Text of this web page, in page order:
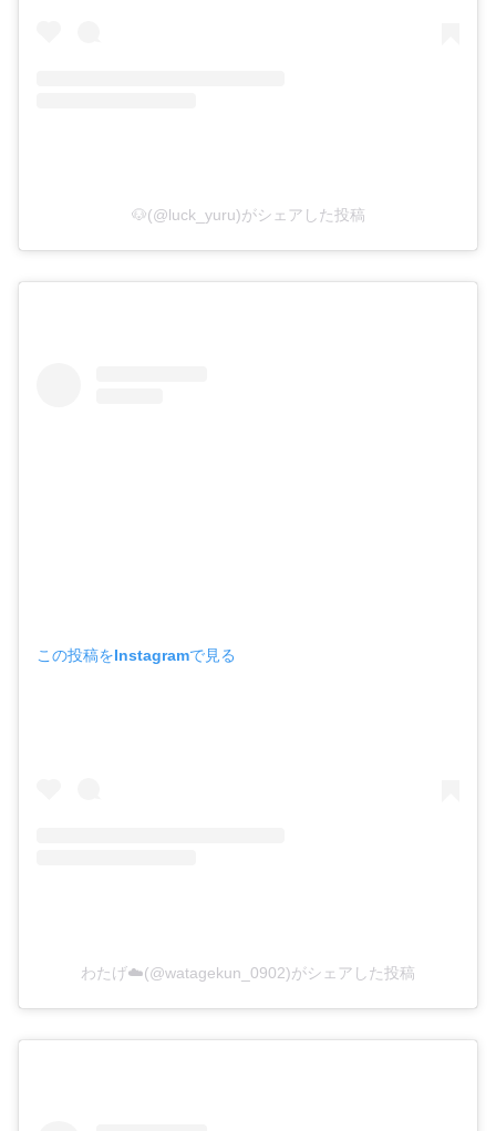
🐶(@luck_yuru)がシェアした投稿
この投稿をInstagramで見る
わたげ☁️(@watagekun_0902)がシェアした投稿